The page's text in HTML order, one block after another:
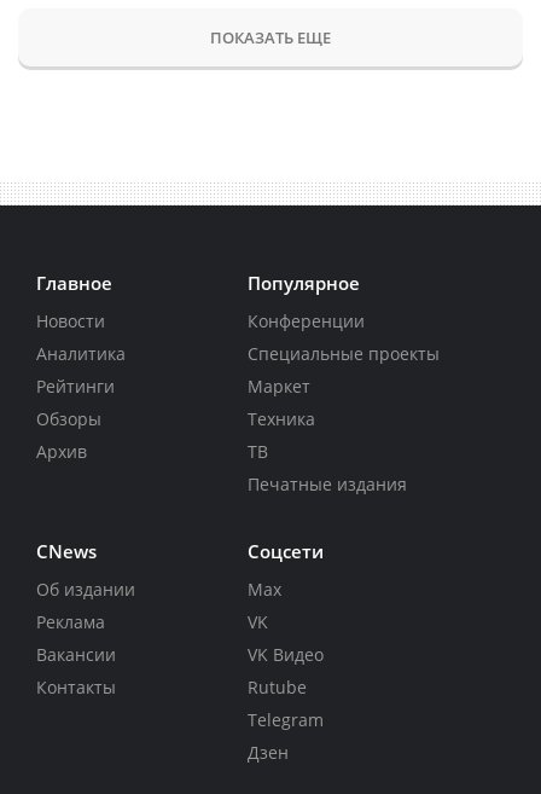
ПОКАЗАТЬ ЕЩЕ
Главное
Новости
Аналитика
Рейтинги
Обзоры
Архив
Популярное
Конференции
Специальные проекты
Маркет
Техника
ТВ
Печатные издания
CNews
Об издании
Реклама
Вакансии
Контакты
Соцсети
Max
VK
VK Видео
Rutube
Telegram
Дзен